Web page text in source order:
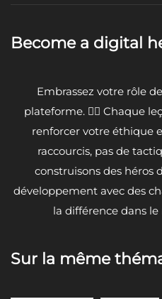
Become a digital
Embrassez votre rôle
plateforme. 🦸‍♂️ Chaque
renforcer votre éthique
raccourcis, pas de
construisons des
développement avec des
la différence dans
Sur la même